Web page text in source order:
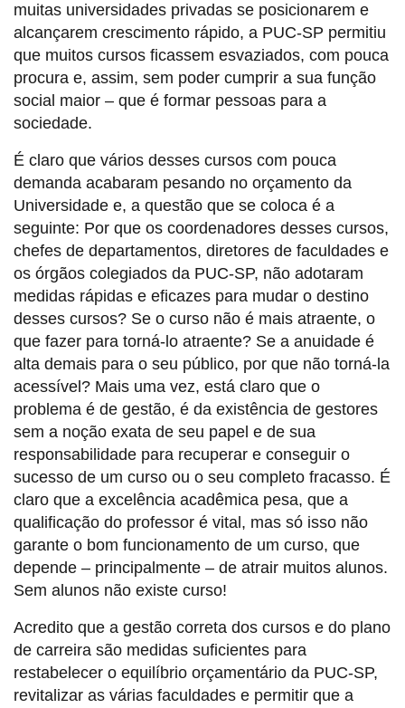
muitas universidades privadas se posicionarem e
alcançarem crescimento rápido, a PUC-SP permitiu
que muitos cursos ficassem esvaziados, com pouca
procura e, assim, sem poder cumprir a sua função
social maior – que é formar pessoas para a
sociedade.
É claro que vários desses cursos com pouca
demanda acabaram pesando no orçamento da
Universidade e, a questão que se coloca é a
seguinte: Por que os coordenadores desses cursos,
chefes de departamentos, diretores de faculdades e
os órgãos colegiados da PUC-SP, não adotaram
medidas rápidas e eficazes para mudar o destino
desses cursos? Se o curso não é mais atraente, o
que fazer para torná-lo atraente? Se a anuidade é
alta demais para o seu público, por que não torná-la
acessível? Mais uma vez, está claro que o
problema é de gestão, é da existência de gestores
sem a noção exata de seu papel e de sua
responsabilidade para recuperar e conseguir o
sucesso de um curso ou o seu completo fracasso. É
claro que a excelência acadêmica pesa, que a
qualificação do professor é vital, mas só isso não
garante o bom funcionamento de um curso, que
depende – principalmente – de atrair muitos alunos.
Sem alunos não existe curso!
Acredito que a gestão correta dos cursos e do plano
de carreira são medidas suficientes para
restabelecer o equilíbrio orçamentário da PUC-SP,
revitalizar as várias faculdades e permitir que a